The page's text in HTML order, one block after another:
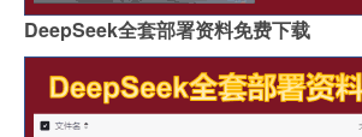
DeepSeek全套部署资料免费下载